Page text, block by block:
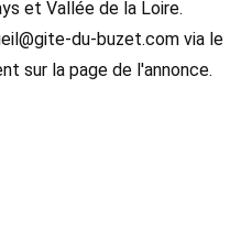
et Vallée de la Loire.
du-buzet.com via le
sur la page de l'annonce.